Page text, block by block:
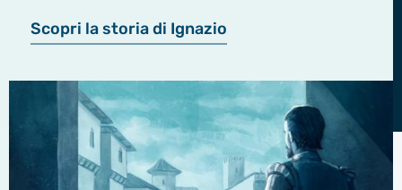
Scopri la storia di Ignazio